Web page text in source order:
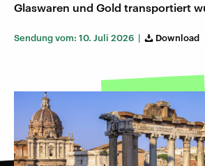
Glaswaren und Gold transportiert
Sendung vom: 10. Juli 2026 | Download